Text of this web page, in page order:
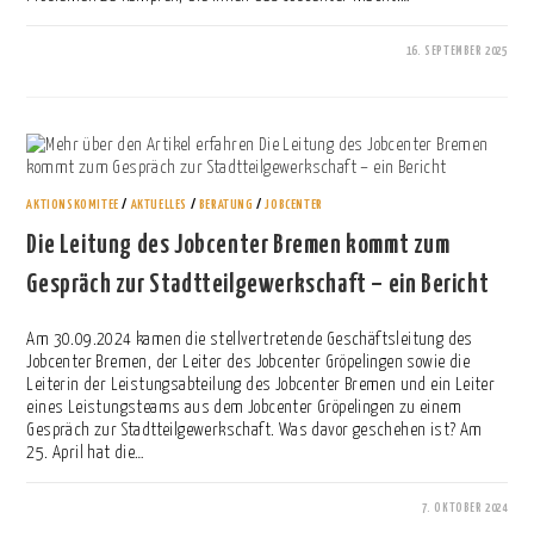
16. SEPTEMBER 2025
AKTIONSKOMITEE /AKTUELLES / BERATUNG /JOBCENTER
Die Leitung des Jobcenter Bremen kommt zum
Gespräch zur Stadtteilgewerkschaft – ein Bericht
Am 30.09.2024 kamen die stellvertretende Geschäftsleitung des
Jobcenter Bremen, der Leiter des Jobcenter Gröpelingen sowie die
Leiterin der Leistungsabteilung des Jobcenter Bremen und ein Leiter
eines Leistungsteams aus dem Jobcenter Gröpelingen zu einem
Gespräch zur Stadtteilgewerkschaft. Was davor geschehen ist? Am
25. April hat die…
7. OKTOBER 2024